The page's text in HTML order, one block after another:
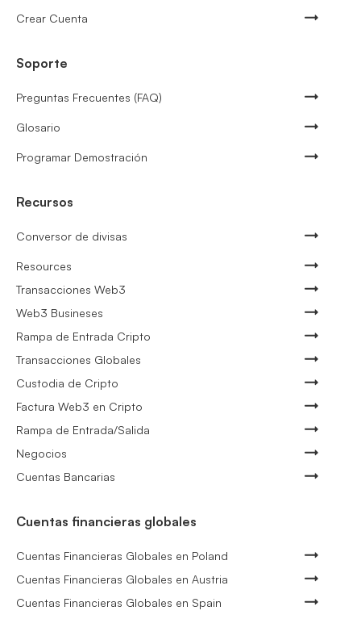
Crear Cuenta
Soporte
Preguntas Frecuentes (FAQ)
Glosario
Programar Demostración
Recursos
Conversor de divisas
Resources
Transacciones Web3
Web3 Busineses
Rampa de Entrada Cripto
Transacciones Globales
Custodia de Cripto
Factura Web3 en Cripto
Rampa de Entrada/Salida
Negocios
Cuentas Bancarias
Cuentas financieras globales
Cuentas Financieras Globales en Poland
Cuentas Financieras Globales en Austria
Cuentas Financieras Globales en Spain